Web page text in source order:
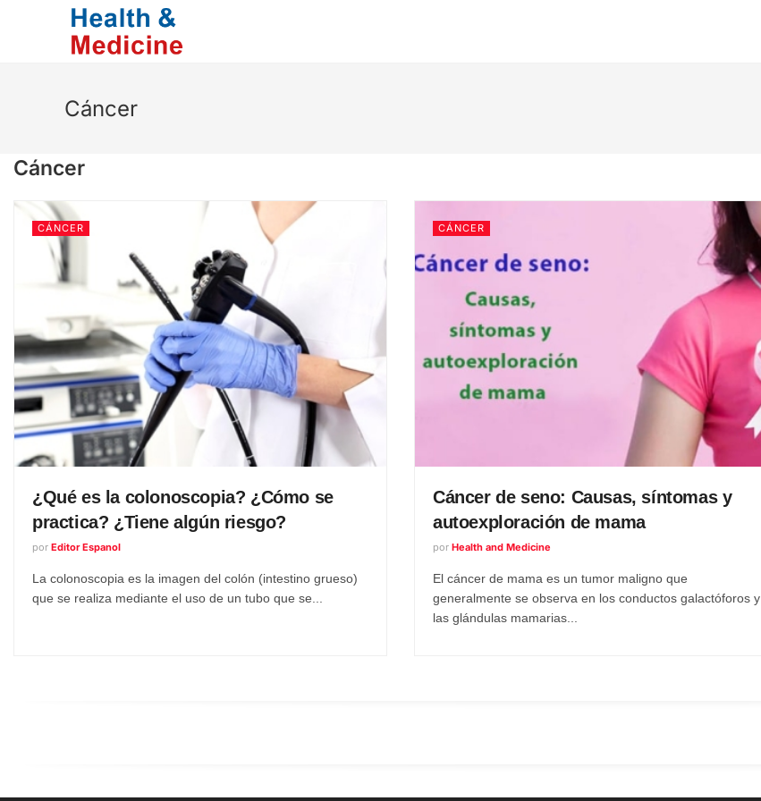
Cáncer
Cáncer
CÁNCER
¿Qué es la colonoscopia? ¿Cómo se
practica? ¿Tiene algún riesgo?
por Editor Espanol
La colonoscopia es la imagen del colón (intestino grueso)
que se realiza mediante el uso de un tubo que se...
CÁNCER
Cáncer de seno: Causas, síntomas y
autoexploración de mama
por Health and Medicine
El cáncer de mama es un tumor maligno que
generalmente se observa en los conductos galactóforos y
las glándulas mamarias...